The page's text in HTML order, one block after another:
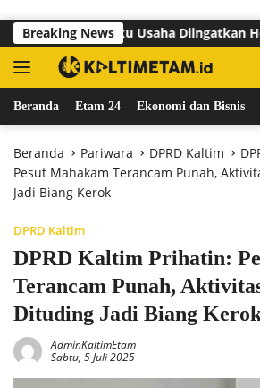
Breaking News
Pelaku Usaha Diingatkan
Beranda Etam 24 Ekonomi dan Bisnis
Beranda Pariwara DPRD Kaltim
Pesut Mahakam Terancam Punah,
Jadi Biang Kerok
DPRD Kaltim
DPRD Kaltim Prihatin:
Terancam Punah,
Dituding Jadi Biang
AdminKaltimEtam
Sabtu, 5 Juli 2025